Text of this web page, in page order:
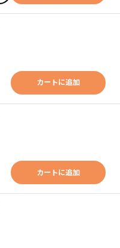
カートに追加
カートに追加